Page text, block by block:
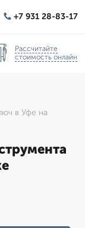
+7 931 28-83-17
Рассчитайте
стоимость онлайн
в Уфе на